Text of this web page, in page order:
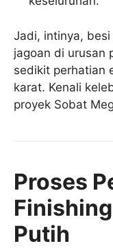
Jadi, intinya,
jagoan di urusan
sedikit perhatian
karat. Kenali
proyek Sobat
Proses
Putih